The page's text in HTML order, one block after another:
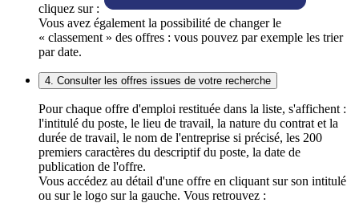
cliquez sur :
Vous avez également la possibilité de changer le
« classement » des offres : vous pouvez par exemple les trier
par date.
4. Consulter les offres issues de votre recherche
Pour chaque offre d'emploi restituée dans la liste, s'affichent :
l'intitulé du poste, le lieu de travail, la nature du contrat et la
durée de travail, le nom de l'entreprise si précisé, les 200
premiers caractères du descriptif du poste, la date de
publication de l'offre.
Vous accédez au détail d'une offre en cliquant sur son intitulé
ou sur le logo sur la gauche. Vous retrouvez :